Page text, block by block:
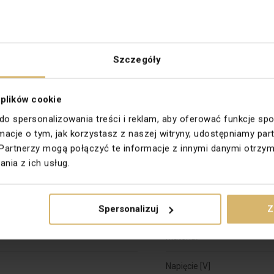
Szczegóły
cookie
spersonalizowania treści i reklam, aby oferować funkcje
o tym, jak korzystasz z naszej witryny, udostępniamy
mogą połączyć te informacje z innymi danymi
z ich usług.
Spersonalizuj
SZTUKI.
Logiczne również, jeśli weźmie się pod uwagę autentyczne
swoje miejsce w Twoim salonie. Niezależnie od tego, czy to
miejscu. To właśnie dostajesz z przyciągającym wzrok
się jak w domu. To jest pewne.
Klasa energetyczna
Napięcie [V]